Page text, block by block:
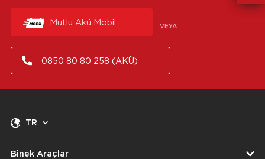
Mutlu Akü Mobil VEYA
0850 80 80 258 (AKÜ)
TR
Binek Araçlar